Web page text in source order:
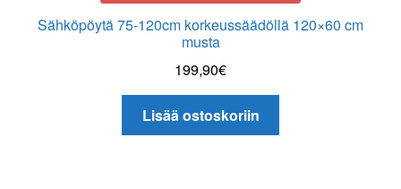
Sähköpöytä 75-120cm korkeussäädöllä 120×60 cm
musta
199,90€
Lisää ostoskoriin